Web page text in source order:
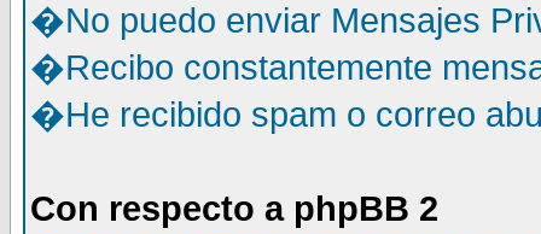
�No puedo enviar Mensajes
�Recibo constantemente
�He recibido spam o correo
Con respecto a phpBB 2